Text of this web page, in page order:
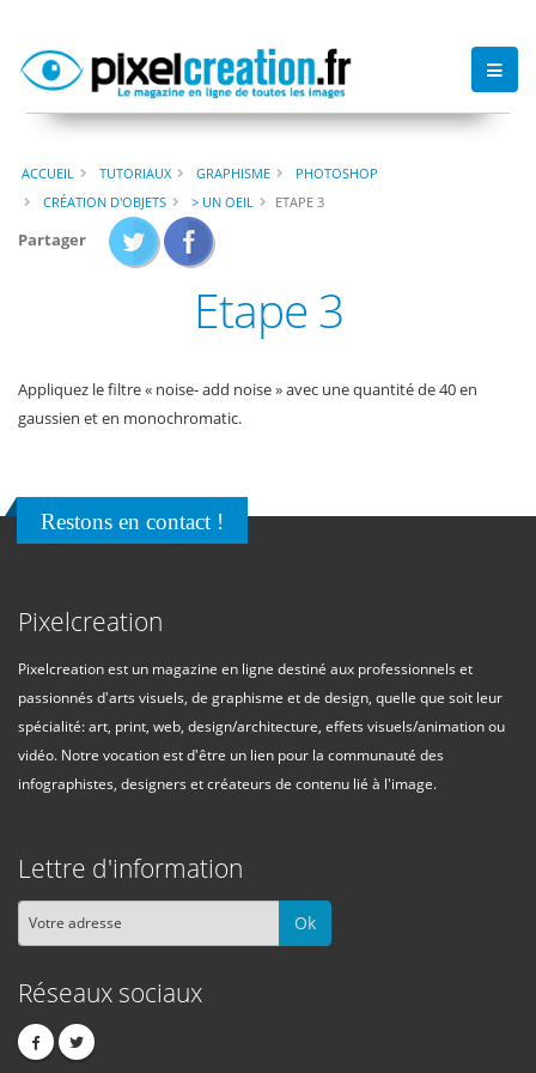
ACCUEIL TUTORIAUX GRAPHISME
PHOTOSHOP
CRÉATION D'OBJETS
> UN OEIL ETAPE 3
Partager
Etape 3
Appliquez le filtre « noise- add noise » avec une quantité de 40 en
gaussien et en monochromatic.
Restons en contact !
Pixelcreation
Pixelcreation est un magazine en ligne destiné aux professionnels et
passionnés d'arts visuels, de graphisme et de design, quelle que soit leur
spécialité: art, print, web, design/architecture, effets visuels/animation ou
vidéo. Notre vocation est d'être un lien pour la communauté des
infographistes, designers et créateurs de contenu lié à l'image.
Lettre d'information
Ok
Réseaux sociaux